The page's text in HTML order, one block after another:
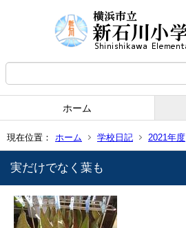
ホーム
現在位置： ホーム 学校日記 2021年度
実だけでなく葉も